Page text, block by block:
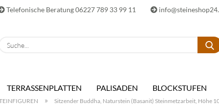
Telefonische Beratung 06227 789 33 99 11
TERRASSENPLATTEN PALISADEN BLOCKSTUFEN
» Sitzender Buddha, Naturstein (Basanit) Steinmetzarbeit, Höhe